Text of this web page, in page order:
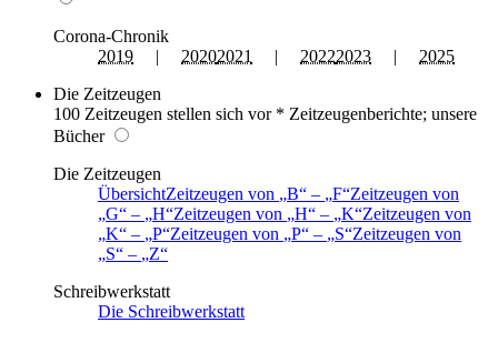
Corona-Chronik
2019 | 20202021 | 20222023 | 2025
Die Zeitzeugen
100 Zeitzeugen stellen sich vor * Zeitzeugenberichte; unsere
Bücher
Die Zeitzeugen
ÜbersichtZeitzeugen von B – F Zeitzeugen von
G
– H Zeitzeugen von H – K Zeitzeugen von
K
– P Zeitzeugen von P – S Zeitzeugen von
S
–
Z
Schreibwerkstatt
Die Schreibwerkstatt